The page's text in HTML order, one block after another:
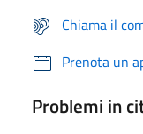
Chiama il
Prenota un
Problemi in